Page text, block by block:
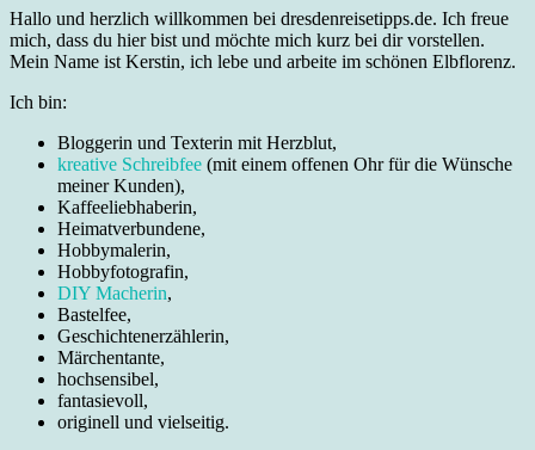
Hallo und herzlich willkommen bei dresdenreisetipps.de. Ich freue
mich, dass du hier bist und möchte mich kurz bei dir vorstellen.
Mein Name ist Kerstin, ich lebe und arbeite im schönen Elbflorenz.
Ich bin:
Bloggerin und Texterin mit Herzblut,
kreative Schreibfee (mit einem offenen Ohr für die Wünsche
meiner Kunden),
Kaffeeliebhaberin,
Heimatverbundene,
Hobbymalerin,
Hobbyfotografin,
DIY Macherin,
Bastelfee,
Geschichtenerzählerin,
Märchentante,
hochsensibel,
fantasievoll,
originell und vielseitig.